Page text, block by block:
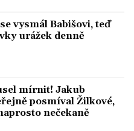
vysmál Babišovi, teď
urážek denně
mírnit! Jakub
posmíval Žilkové,
nečekaně